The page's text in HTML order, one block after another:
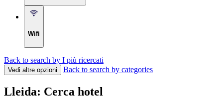
Wifi
Back to search by I più ricercati
Vedi altre opzioni Back to search by categories
Lleida: Cerca hotel